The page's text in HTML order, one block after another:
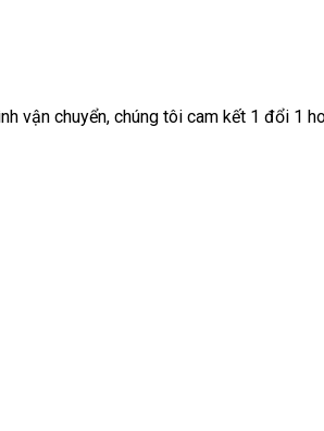
vận chuyển, chúng tôi cam kết 1 đổi 1